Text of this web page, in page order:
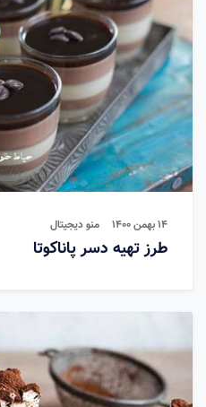
۱۴ بهمن ۱۴۰۰ منو دیجیتال
طرز تهیه دسر پاناکوتا